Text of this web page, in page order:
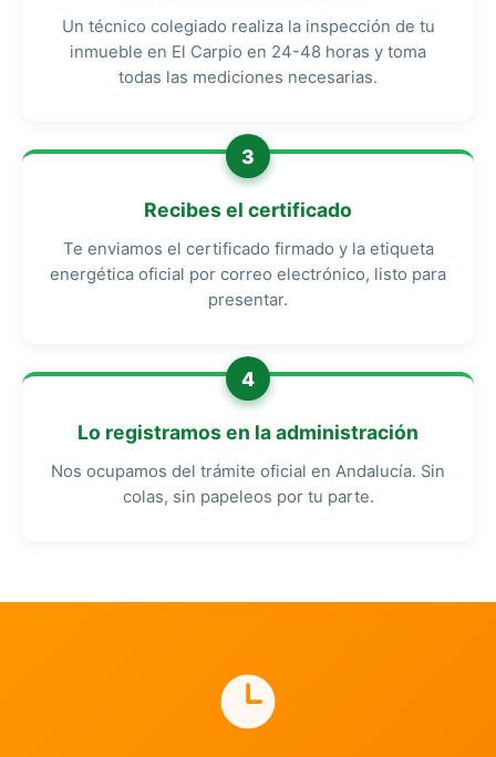
Un técnico colegiado realiza la inspección de tu
inmueble en El Carpio en 24-48 horas y toma
todas las mediciones necesarias.
3
Recibes el certificado
Te enviamos el certificado firmado y la etiqueta
energética oficial por correo electrónico, listo para
presentar.
4
Lo registramos en la administración
Nos ocupamos del trámite oficial en Andalucía. Sin
colas, sin papeleos por tu parte.